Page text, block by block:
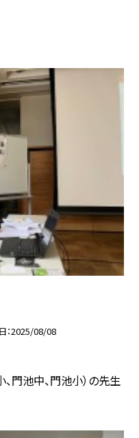
2025/08/08
門池中、門池小）の先生